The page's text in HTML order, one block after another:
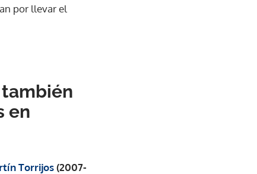
por llevar el
en
Torrijos(2007-